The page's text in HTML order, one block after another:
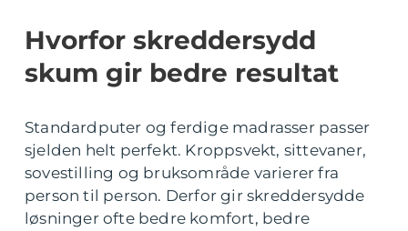
Hvorfor skreddersydd
skum gir bedre resultat
Standardputer og ferdige madrasser passer
sjelden helt perfekt. Kroppsvekt, sittevaner,
sovestilling og bruksområde varierer fra
person til person. Derfor gir skreddersydde
løsninger ofte bedre komfort, bedre